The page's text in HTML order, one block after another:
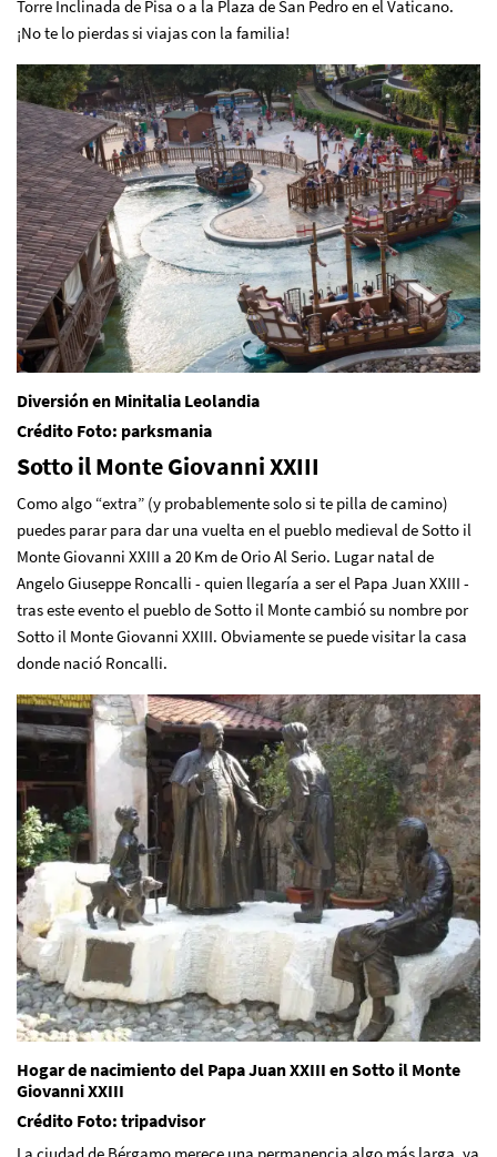
Torre Inclinada de Pisa o a la Plaza de San Pedro en el Vaticano.
¡No te lo pierdas si viajas con la familia!
Diversión en Minitalia Leolandia
Crédito Foto: parksmania
Sotto il Monte Giovanni XXIII
Como algo “extra” (y probablemente solo si te pilla de camino)
puedes parar para dar una vuelta en el pueblo medieval de Sotto il
Monte Giovanni XXIII a 20 Km de Orio Al Serio. Lugar natal de
Angelo Giuseppe Roncalli - quien llegaría a ser el Papa Juan XXIII -
tras este evento el pueblo de Sotto il Monte cambió su nombre por
Sotto il Monte Giovanni XXIII. Obviamente se puede visitar la casa
donde nació Roncalli.
Hogar de nacimiento del Papa Juan XXIII en Sotto il Monte
Giovanni XXIII
Crédito Foto: tripadvisor